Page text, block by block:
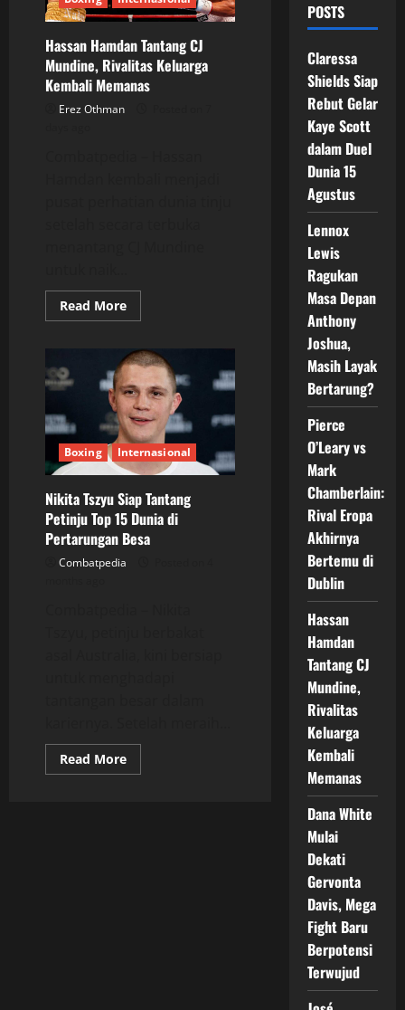
Hassan Hamdan Tantang CJ
Mundine, Rivalitas Keluarga
Kembali Memanas
Erez Othman
Read MoreRead
more
Hamdan
Tantang
CJ
Mundine,
Rivalitas
Keluarga
Kembali
Memanas
Boxing Internasional
Nikita Tszyu Siap Tantang
Petinju Top 15 Dunia di
Pertarungan Besa
Combatpedia
Read MoreRead
more
POSTS
Claressa
Shields Siap
Rebut Gelar
Kaye Scott
dalam Duel
Dunia 15
Agustus
Lennox
Lewis
Ragukan
Masa Depan
Anthony
Joshua,
Masih Layak
Bertarung?
Pierce
O’Leary vs
Mark
Chamberlain:
Rival Eropa
Akhirnya
Bertemu di
Dublin
Hassan
Hamdan
Tantang CJ
Mundine,
Rivalitas
Keluarga
Kembali
Memanas
Dana White
Mulai
Dekati
Gervonta
Davis, Mega
Fight Baru
Berpotensi
Terwujud